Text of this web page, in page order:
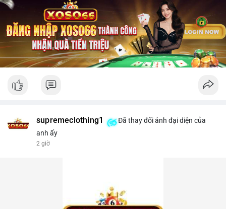
supremeclothing1
Đã thay đổi ảnh đại diện của
anh ấy
2 giờ